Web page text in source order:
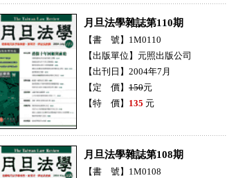
月旦法學雜誌第110期
【書 號】1M0110
【出版單位】元照出版公司
【出刊日】2004年7月
【定 價】 150元
【特 價】 135 元
月旦法學雜誌第108期
【書 號】1M0108